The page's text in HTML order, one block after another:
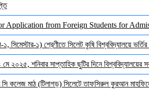
Application from Foreign Students for
সিমেস্টার-১) শ্রেণীতে সিলেট কৃষি বিশ্ববিদ্যালয়ে
শনিবার সাপ্তাহিক ছুটির দিনে বিশ্ববিদ্যালয়ের
কলেজ মাঠ (টিলাগড়) সিলেটে তাফসিরুল কুরআন